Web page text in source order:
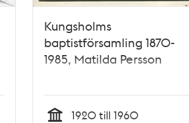
Kungsholms
baptistförsamling 1870-
1985, Matilda Persson
1920 till 1960